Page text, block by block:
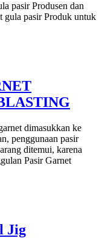
pasir Produsen dan
gula pasir Produk untuk
dimasukkan ke
penggunaan pasir
ditemui, karena
Pasir Garnet
Jig